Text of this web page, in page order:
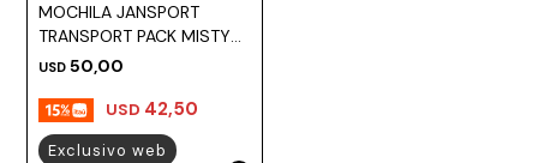
MOCHILA JANSPORT
TRANSPORT PACK MISTY
ROSE
USD 50,00
USD 42,50
Exclusivo web